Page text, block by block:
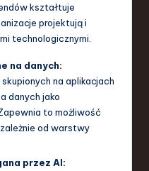
kształtuje
projektują i
technologicznymi.
na danych:
na aplikacjach
danych jako
to możliwość
od warstwy
przez AI: